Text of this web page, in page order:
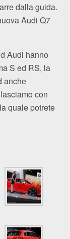
dalla guida.
Audi Q7
Audi hanno
S ed RS, la
anche
con
quale potrete